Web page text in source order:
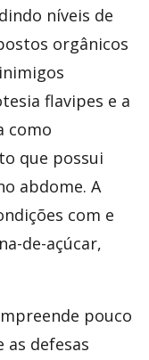
níveis de
orgânicos
flavipes e a
como
que possui
abdome. A
com e
de-açúcar,
pouco
as defesas